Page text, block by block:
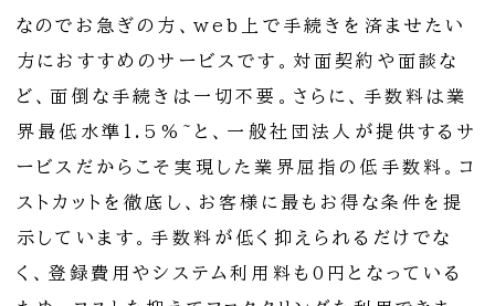
なのでお急ぎの方、web上で手続きを済ませたい
方におすすめのサービスです。対面契約や面談な
ど、面倒な手続きは一切不要。さらに、手数料は業
界最低水準1.5%~と、一般社団法人が提供するサ
ービスだからこそ実現した業界屈指の低手数料。コ
ストカットを徹底し、お客様に最もお得な条件を提
示しています。手数料が低く抑えられるだけでな
く、登録費用やシステム利用料も0円となっている